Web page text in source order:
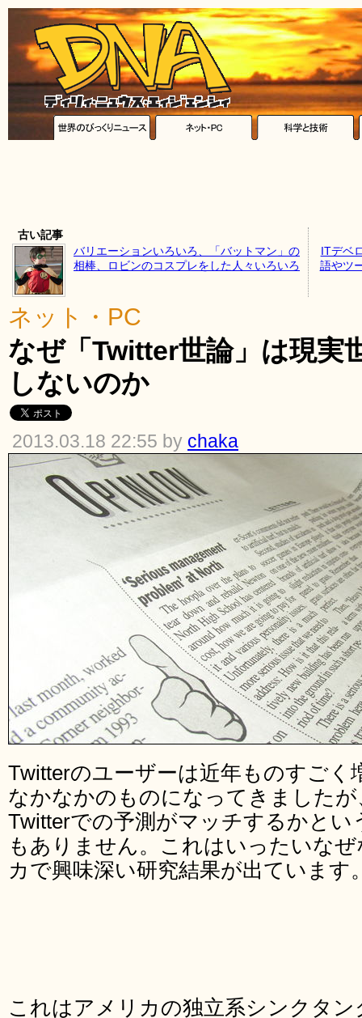
古い記事
バリエーションいろいろ、「バットマン」の
相棒、ロビンのコスプレをした人々いろいろ
ITデベ
語やツ
ネット・PC
なぜ「Twitter世論」は現実
しないのか
2013.03.18 22:55 by chaka
Twitterのユーザーは近年ものすごく
なかなかのものになってきました
Twitterでの予測がマッチするかと
もありません。これはいったいな
カで興味深い研究結果が出ています
これはアメリカの独立系シンクタン